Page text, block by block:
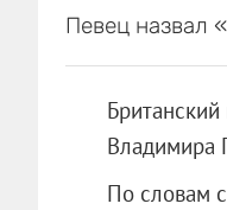
Певец назвал
Владимира
По словам